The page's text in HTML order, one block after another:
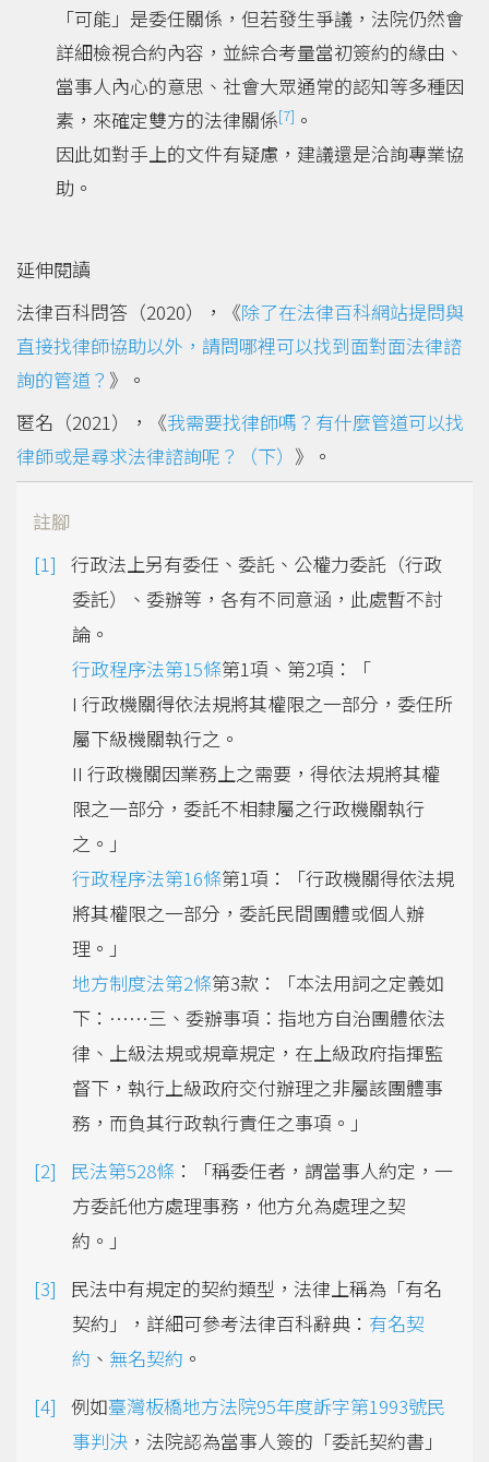
「可能」是委任關係，但若發生爭議，法院仍然會
詳細檢視合約內容，並綜合考量當初簽約的緣由、
當事人內心的意思、社會大眾通常的認知等多種因
素，來確定雙方的法律關係[7] 。
因此如對手上的文件有疑慮，建議還是洽詢專業協
助。
延伸閱讀
法律百科問答（2020），《除了在法律百科網站提問與
直接找律師協助以外，請問哪裡可以找到面對面法律諮
詢的管道？ 》。
匿名（2021），《我需要找律師嗎？有什麼管道可以找
律師或是尋求法律諮詢呢？（下） 》。
註腳
行政法上另有委任、委託、公權力委託（行政
委託）、委辦等，各有不同意涵，此處暫不討
論。
行政程序法第15條第1項、第2項：「
I 行政機關得依法規將其權限之一部分，委任所
屬下級機關執行之。
II 行政機關因業務上之需要，得依法規將其權
限之一部分，委託不相隸屬之行政機關執行
之。」
行政程序法第16條第1項：「行政機關得依法規
將其權限之一部分，委託民間團體或個人辦
理。」
地方制度法第2條第3款：「本法用詞之定義如
下：……三、委辦事項：指地方自治團體依法
律、上級法規或規章規定，在上級政府指揮監
督下，執行上級政府交付辦理之非屬該團體事
務，而負其行政執行責任之事項。」
民法第528條 ：「稱委任者，謂當事人約定，一
方委託他方處理事務，他方允為處理之契
約。」
民法中有規定的契約類型，法律上稱為「有名
契約」，詳細可參考法律百科辭典： 有名契
約 、 無名契約 。
例如臺灣板橋地方法院95年度訴字第1993號民
事判決 ，法院認為當事人簽的「委託契約書」